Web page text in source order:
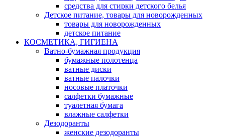
средства для стирки детского белья
Детское питание, товары для новорожденных
товары для новорожденных
детское питание
КОСМЕТИКА, ГИГИЕНА
Ватно-бумажная продукция
бумажные полотенца
ватные диски
ватные палочки
носовые платочки
салфетки бумажные
туалетная бумага
влажные салфетки
Дезодоранты
женские дезодоранты